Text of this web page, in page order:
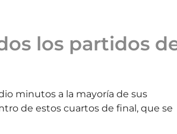
los partidos
minutos a la mayoría de sus
de estos cuartos de final, que se